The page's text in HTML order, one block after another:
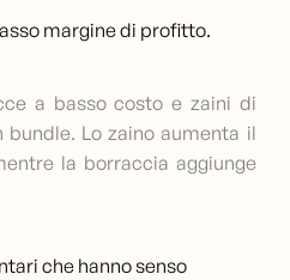
margine di profitto.
a basso costo e zaini di
Lo zaino aumenta il
la borraccia aggiunge
che hanno senso